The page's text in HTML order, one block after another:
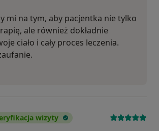
mi na tym, aby pacjentka nie tylko
ale również dokładnie
ciało i cały proces leczenia.
wizyty